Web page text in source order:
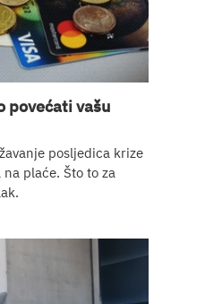
povećati vašu
posljedica krize
plaće. Što to za